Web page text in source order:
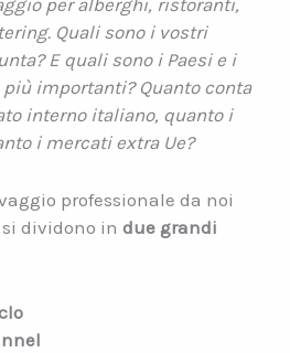
Quali sono i vostri
E quali sono i Paesi e i
importanti? Quanto conta
interno italiano, quanto i
i mercati extra Ue?
professionale da noi
dividono in due grandi